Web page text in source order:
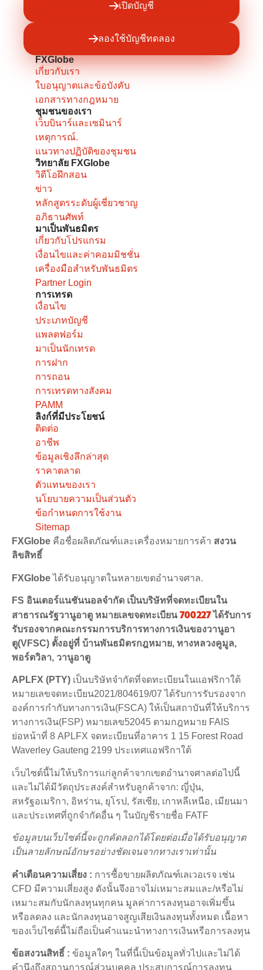
เปิดบัญชี
ลองใช้บัญชีทดลอง
FXGlobe
เกี่ยวกับเรา
ใบอนุญาตและข้อบังคับ
เอกสารทางกฎหมาย
ชุมชนของเรา
เว็บบินาร์และเซมินาร์
เหตุการณ์.
แนวทางปฏิบัติของชุมชน
วิทยาลัย FXGlobe
วิดีโอฝึกสอน
ข่าว
หลักสูตรระดับผู้เชี่ยวชาญ
อภิธานศัพท์
มาเป็นพันธมิตร
เกี่ยวกับโปรแกรม
เงื่อนไขและค่าคอมมิชชั่น
เครื่องมือสำหรับพันธมิตร
Partner Login
การเทรด
เงื่อนไข
ประเภทบัญชี
แพลตฟอร์ม
มาเป็นนักเทรด
การฝาก
การถอน
การเทรดทางสังคม
PAMM
ลิงก์ที่มีประโยชน์
ติดต่อ
อาชีพ
ข้อมูลเชิงลึกล่าสุด
ราคาตลาด
ตัวแทนของเรา
นโยบายความเป็นส่วนตัว
ข้อกำหนดการใช้งาน
Sitemap
FXGlobe คือชื่อผลิตภัณฑ์และเครื่องหมายการค้า สงวน
ลิขสิทธิ์
FXGlobeได้รับอนุญาตในหลายเขตอำนาจศาล.
FS อินเตอร์แนชันนอลจำกัด เป็นบริษัทที่จดทะเบียนใน
สาธารณรัฐวานูอาตู หมายเลขจดทะเบียน700227ได้รับการ
รับรองจากคณะกรรมการบริการทางการเงินของวานูอา
ตู(VFSC) ตั้งอยู่ที่ บ้านพันธมิตรกฎหมาย, ทางหลวงคูมูล,
พอร์ตวิลา, วานูอาตู
APLFX (PTY) เป็นบริษัทจำกัดที่จดทะเบียนในแอฟริกาใต้
หมายเลขจดทะเบียน2021/804619/07 ได้รับการรับรองจาก
องค์การกำกับทางการเงิน(FSCA) ให้เป็นสถาบันที่ให้บริการ
ทางการเงิน(FSP) หมายเลข52045 ตามกฎหมาย FAIS
ย่อหน้าที่ 8 APLFX จดทะเบียนที่อาคาร 1 15 Forest Road
Waverley Gauteng 2199 ประเทศแอฟริกาใต้
เว็บไซต์นี้ไม่ให้บริการแก่ลูกค้าจากเขตอำนาจศาลต่อไปนี้
และไม่ได้มีวัตถุประสงค์สำหรับลูกค้าจาก: ญี่ปุ่น,
สหรัฐอเมริกา, อิหร่าน, ยุโรป, รัสเซีย, เกาหลีเหนือ, เมียนมา
และประเทศที่ถูกจำกัดอื่น ๆ ในบัญชีรายชื่อ FATF
ข้อมูลบนเว็บไซต์นี้จะถูกคัดลอกได้โดยต่อเมื่อได้รับอนุญาต
เป็นลายลักษณ์อักษรอย่างชัดเจนจากทางเราเท่านั้น
คำเตือนความเสี่ยง : การซื้อขายผลิตภัณฑ์เลเวอเรจ เช่น
CFD มีความเสี่ยงสูง ดังนั้นจึงอาจไม่เหมาะสมและ/หรือไม่
เหมาะสมกับนักลงทุนทุกคน มูลค่าการลงทุนอาจเพิ่มขึ้น
หรือลดลง และนักลงทุนอาจสูญเสียเงินลงทุนทั้งหมด เนื้อหา
ของเว็บไซต์นี้ไม่ถือเป็นคำแนะนำทางการเงินหรือการลงทุน
ข้อสงวนสิทธิ์ : ข้อมูลใดๆ ในที่นี้เป็นข้อมูลทั่วไปและไม่ได้
คำนึงถึงสถานการณ์ส่วนบุคคล ประสบการณ์การลงทุน